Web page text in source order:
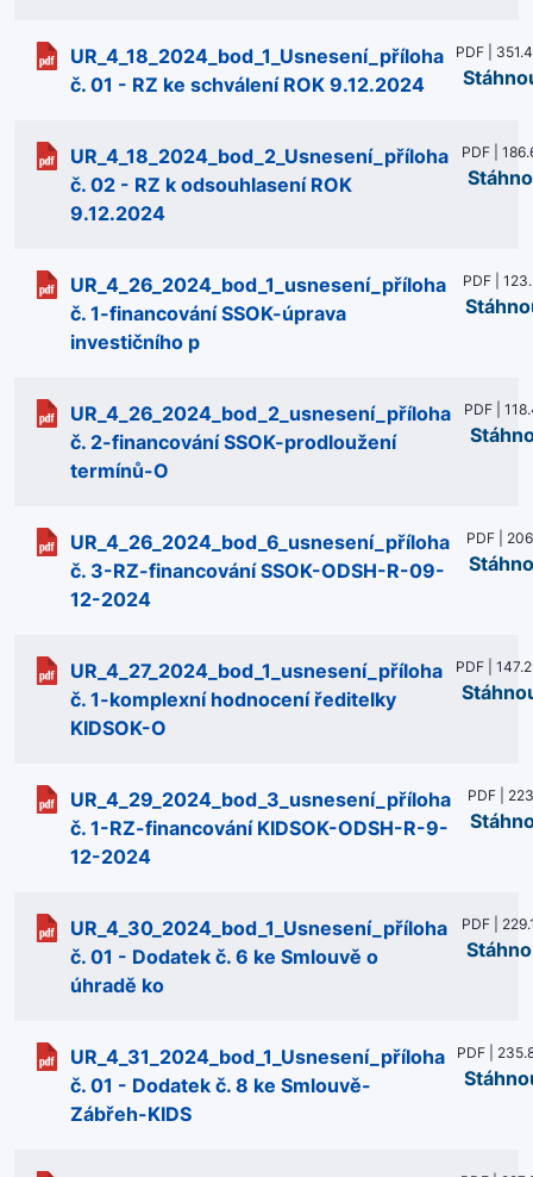
UR_4_18_2024_bod_1_Usnesení_příloha
č. 01 - RZ ke schválení ROK 9.12.2024
PDF |
UR_4_18_2024_bod_2_Usnesení_příloha
č. 02 - RZ k odsouhlasení ROK
9.12.2024
PDF |
UR_4_26_2024_bod_1_usnesení_příloha
č. 1-financování SSOK-úprava
investičního p
PDF |
UR_4_26_2024_bod_2_usnesení_příloha
č. 2-financování SSOK-prodloužení
termínů-O
PDF |
UR_4_26_2024_bod_6_usnesení_příloha
č. 3-RZ-financování SSOK-ODSH-R-09-
12-2024
PDF |
UR_4_27_2024_bod_1_usnesení_příloha
č. 1-komplexní hodnocení ředitelky
KIDSOK-O
PDF |
UR_4_29_2024_bod_3_usnesení_příloha
č. 1-RZ-financování KIDSOK-ODSH-R-9-
12-2024
PDF |
UR_4_30_2024_bod_1_Usnesení_příloha
č. 01 - Dodatek č. 6 ke Smlouvě o
úhradě ko
PDF |
UR_4_31_2024_bod_1_Usnesení_příloha
č. 01 - Dodatek č. 8 ke Smlouvě-
Zábřeh-KIDS
PDF |